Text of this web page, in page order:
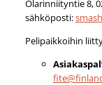
Olarinniityntie 8,
sähköposti:
Pelipaikkoihin